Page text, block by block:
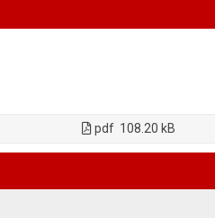
pdf 108.20 kB